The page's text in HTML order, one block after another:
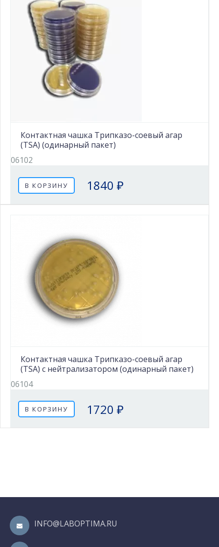
Контактная чашка Трипказо-соевый агар
(TSA) (одинарный пакет)
06102
В КОРЗИНУ 1840 ₽
Контактная чашка Трипказо-соевый агар
(TSA) с нейтрализатором (одинарный пакет)
06104
В КОРЗИНУ 1720 ₽
INFO@LABOPTIMA.RU